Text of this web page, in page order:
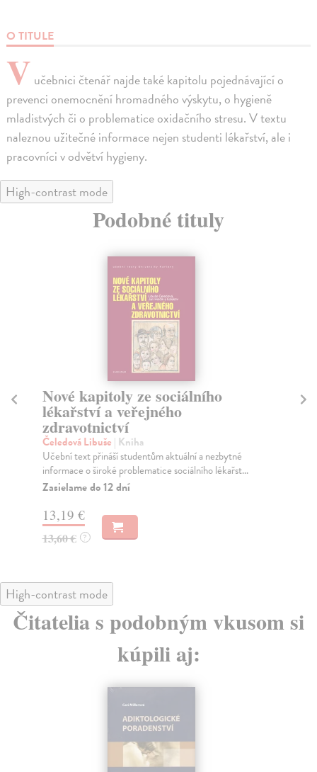
O TITULE
V učebnici čtenář najde také kapitolu pojednávající o
prevenci onemocnění hromadného výskytu, o hygieně
mladistvých či o problematice oxidačního stresu. V textu
naleznou užitečné informace nejen studenti lékařství, ale i
pracovníci v odvětví hygieny.
High-contrast mode
Podobné tituly
Veřejné zdravotnictví a výchova
ke zdraví
Hamplová Lidmila| Kniha
Publikace seznamuje s historií vývoje veřejného
zdravotnictví, jeho principy, aktuální problematikou...
Zasielame do 10 dní
14,19 € ?
High-contrast mode
Čitatelia s podobným vkusom si
kúpili aj: